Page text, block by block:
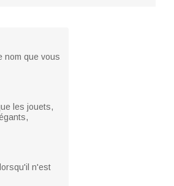
nom que vous
les jouets,
n'est